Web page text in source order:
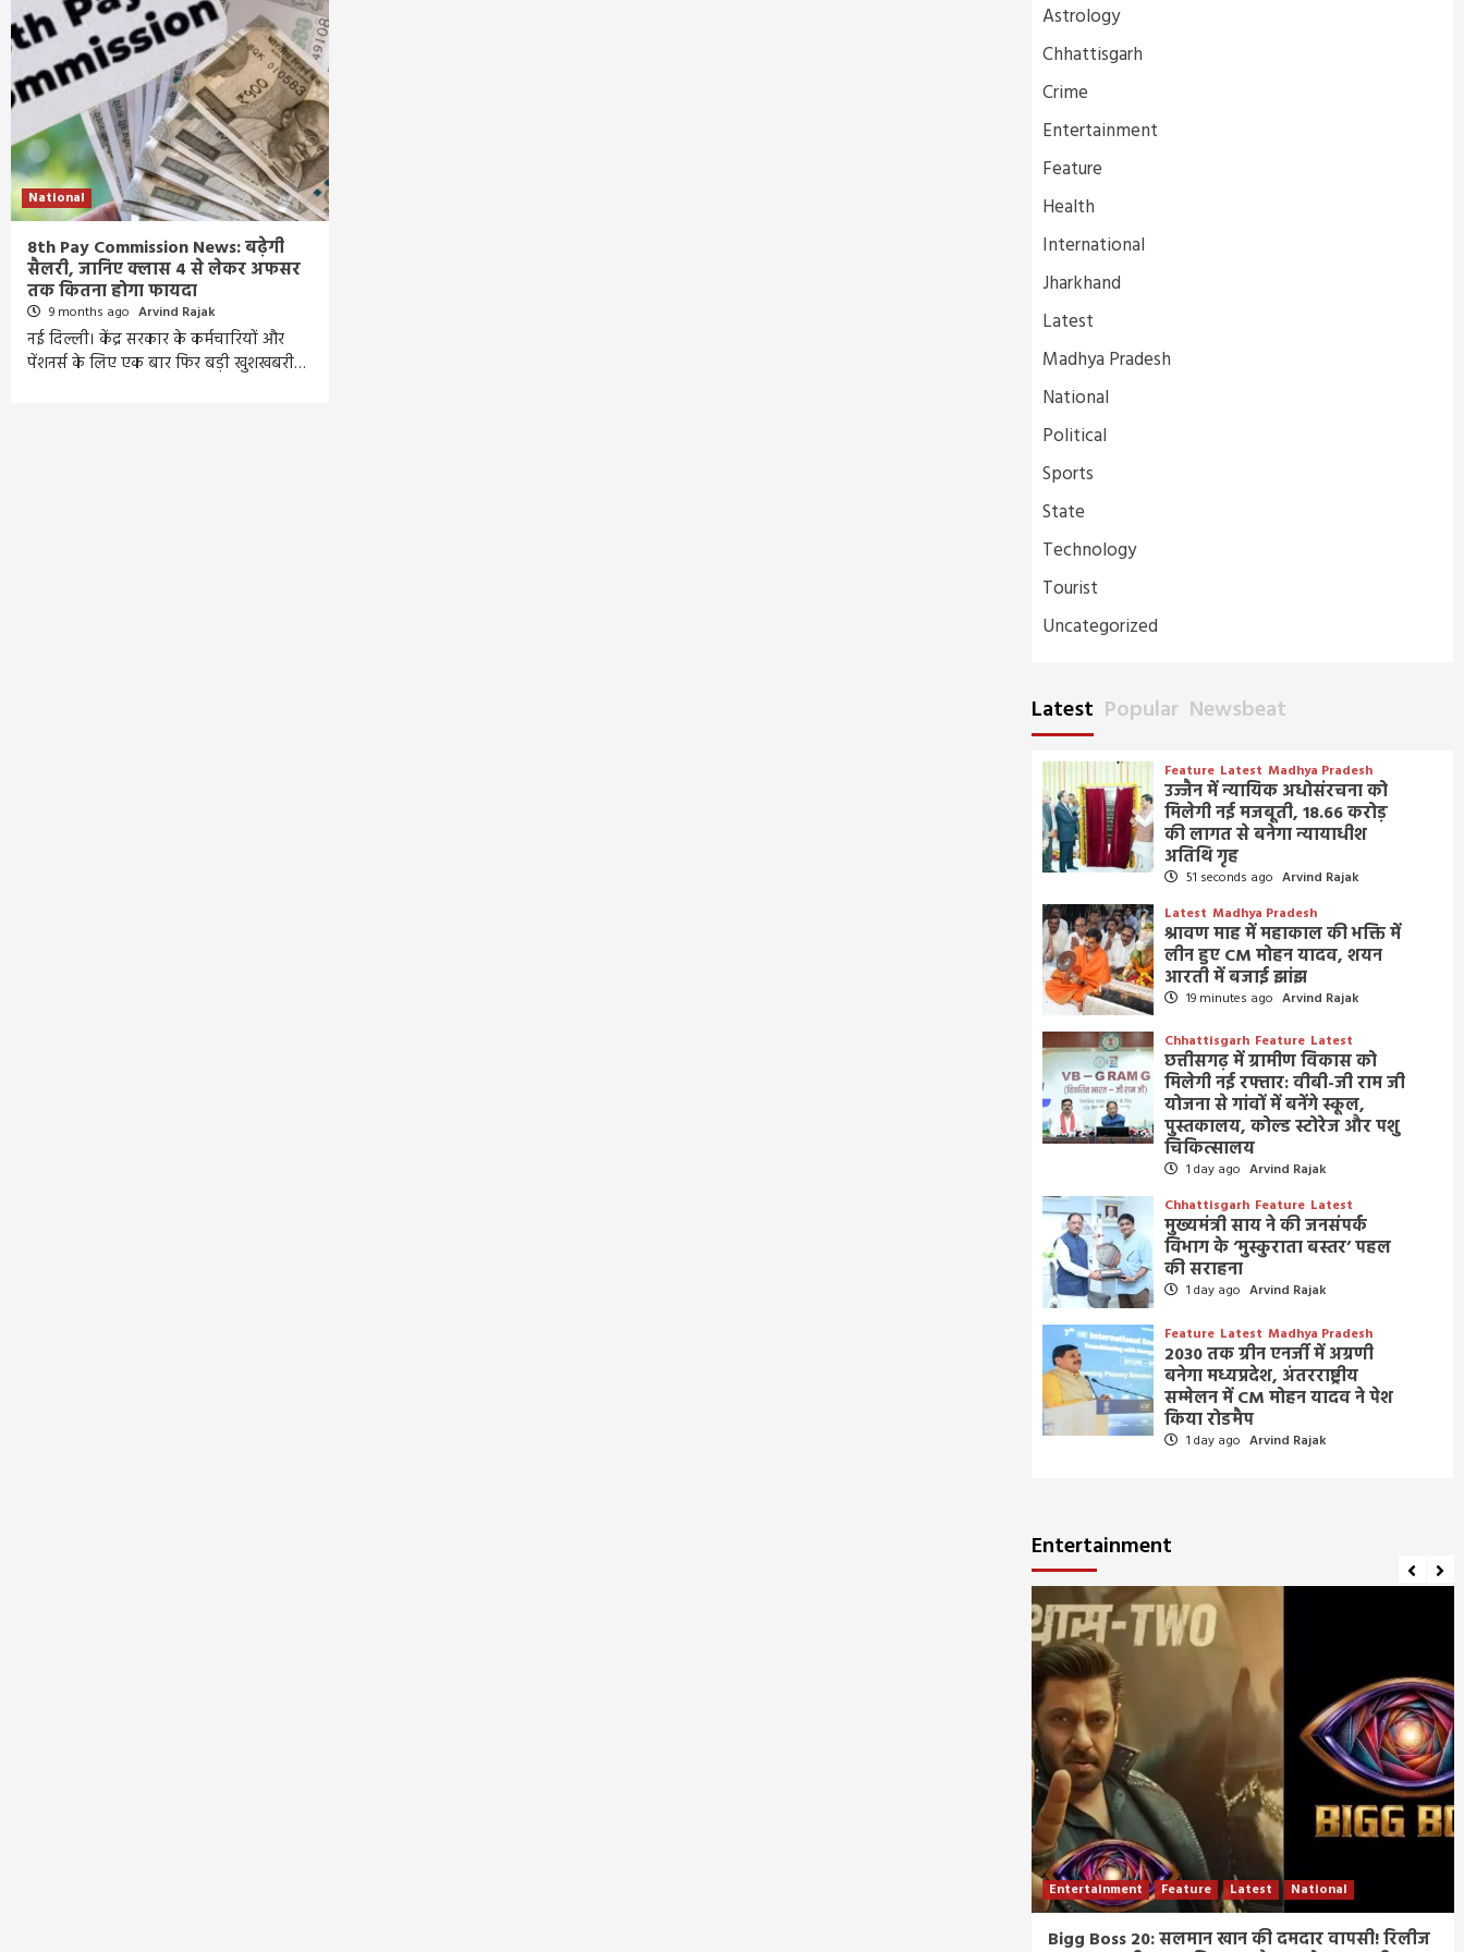
National
8th Pay Commission News: बढ़ेगी
सैलरी, जानिए क्लास 4 से लेकर अफसर
तक कितना होगा फायदा
9 months ago Arvind Rajak
नई दिल्ली। केंद्र सरकार के कर्मचारियों और
पेंशनर्स के लिए एक बार फिर बड़ी खुशखबरी…
Astrology
Chhattisgarh
Crime
Entertainment
Feature
Health
International
Jharkhand
Latest
Madhya Pradesh
National
Political
Sports
State
Technology
Tourist
Uncategorized
Latest Popular Newsbeat
Feature Latest Madhya Pradesh
उज्जैन में न्यायिक अधोसंरचना को
मिलेगी नई मजबूती, 18.66 करोड़
की लागत से बनेगा न्यायाधीश
अतिथि गृह
51 seconds ago Arvind Rajak
Latest Madhya Pradesh
श्रावण माह में महाकाल की भक्ति में
लीन हुए CM मोहन यादव, शयन
आरती में बजाई झांझ
19 minutes ago Arvind Rajak
Chhattisgarh Feature Latest
छत्तीसगढ़ में ग्रामीण विकास को
मिलेगी नई रफ्तार: वीबी-जी राम जी
योजना से गांवों में बनेंगे स्कूल,
पुस्तकालय, कोल्ड स्टोरेज और पशु
चिकित्सालय
1 day ago Arvind Rajak
Chhattisgarh Feature Latest
मुख्यमंत्री साय ने की जनसंपर्क
विभाग के ‘मुस्कुराता बस्तर’ पहल
की सराहना
1 day ago Arvind Rajak
Feature Latest Madhya Pradesh
2030 तक ग्रीन एनर्जी में अग्रणी
बनेगा मध्यप्रदेश, अंतरराष्ट्रीय
सम्मेलन में CM मोहन यादव ने पेश
किया रोडमैप
1 day ago Arvind Rajak
Entertainment
Entertainment Feature Latest National
Bigg Boss 20: सलमान खान की दमदार वापसी! रिलीज